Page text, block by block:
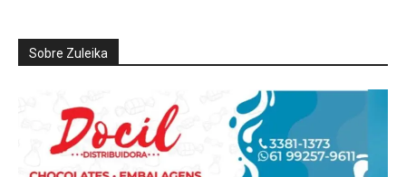
Sobre Zuleika